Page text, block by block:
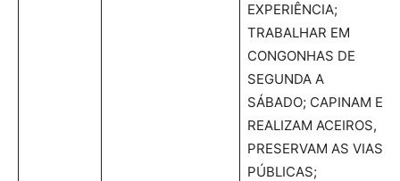
EXPERIÊNCIA;
TRABALHAR EM
CONGONHAS DE
SEGUNDA A
SÁBADO; CAPINAM E
REALIZAM ACEIROS,
PRESERVAM AS VIAS
PÚBLICAS;